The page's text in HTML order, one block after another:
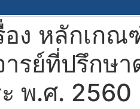
ง หลักเกณ
ารย์ที่ปรึกษ
พ.ศ. 2560